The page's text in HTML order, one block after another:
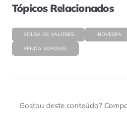
Tópicos Relacionados
BOLSA DE VALORES IBOVESPA
RENDA VARIÁVEL
Gostou deste conteúdo?